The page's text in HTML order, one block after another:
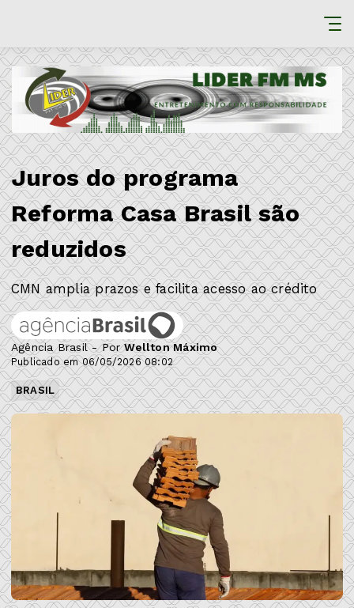
Juros do programa
Reforma Casa Brasil são
reduzidos
CMN amplia prazos e facilita acesso ao crédito
Agência Brasil - PorWellton Máximo
Publicado em 06/05/2026 08:02
BRASIL